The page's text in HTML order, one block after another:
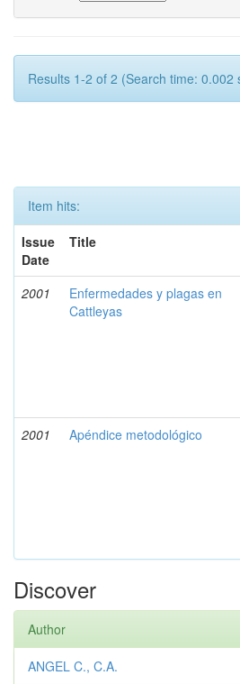
Results 1-2 of 2 (Search time: 0.002
Item hits:
Issue
Date
Title
2001
Enfermedades y plagas en
Cattleyas
2001
Apéndice metodológico
Discover
Author
ANGEL C., C.A.